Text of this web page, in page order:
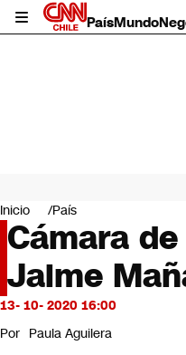
PaísMundo
Mundo
Negocios
Deportes
Programas completos
Cultura
Servicios
Bits
CNN Data
Inicio País
Cámara
Jaime
13- 10- 2020 16:00
Por Paula Aguilera